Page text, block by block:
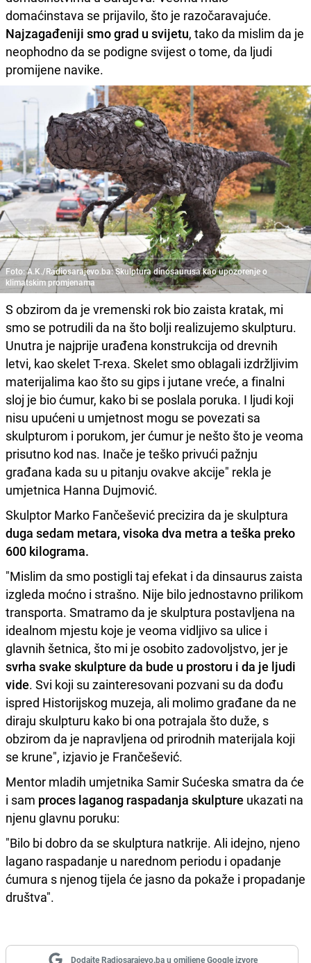
domaćinstava se prijavilo, što je razočaravajuće.
Najzagađeniji smo grad u svijetu, tako da mislim da je
neophodno da se podigne svijest o tome, da ljudi
promijene navike.
Foto: A.K./Radiosarajevo.ba: Skulptura dinosaurusa kao upozorenje o
klimatskim promjenama
S obzirom da je vremenski rok bio zaista kratak, mi
smo se potrudili da na što bolji realizujemo skulpturu.
Unutra je najprije urađena konstrukcija od drevnih
letvi, kao skelet T-rexa. Skelet smo oblagali izdržljivim
materijalima kao što su gips i jutane vreće, a finalni
sloj je bio ćumur, kako bi se poslala poruka. I ljudi koji
nisu upućeni u umjetnost mogu se povezati sa
skulpturom i porukom, jer ćumur je nešto što je veoma
prisutno kod nas. Inače je teško privući pažnju
građana kada su u pitanju ovakve akcije" rekla je
umjetnica Hanna Dujmović.
Skulptor Marko Fančešević precizira da je skulptura
duga sedam metara, visoka dva metra a teška preko
600 kilograma.
"Mislim da smo postigli taj efekat i da dinsaurus zaista
izgleda moćno i strašno. Nije bilo jednostavno prilikom
transporta. Smatramo da je skulptura postavljena na
idealnom mjestu koje je veoma vidljivo sa ulice i
glavnih šetnica, što mi je osobito zadovoljstvo, jer je
svrha svake skulpture da bude u prostoru i da je ljudi
vide. Svi koji su zainteresovani pozvani su da dođu
ispred Historijskog muzeja, ali molimo građane da ne
diraju skulpturu kako bi ona potrajala što duže, s
obzirom da je napravljena od prirodnih materijala koji
se krune", izjavio je Frančešević.
Mentor mladih umjetnika Samir Sućeska smatra da će
i sam proces laganog raspadanja skulpture ukazati na
njenu glavnu poruku:
"Bilo bi dobro da se skulptura natkrije. Ali idejno, njeno
lagano raspadanje u narednom periodu i opadanje
ćumura s njenog tijela će jasno da pokaže i propadanje
društva".
Dodajte Radiosarajevo.ba u omiljene Google izvore